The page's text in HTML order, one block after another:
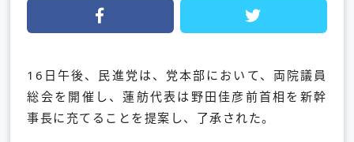
16日午後、民進党は、党本部において、両院議員
総会を開催し、蓮舫代表は野田佳彦前首相を新幹
事長に充てることを提案し、了承された。